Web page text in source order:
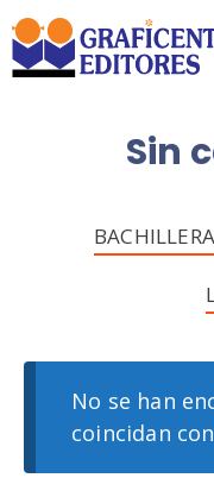
Saltar
al
contenido
Sin
No se han
coincidan